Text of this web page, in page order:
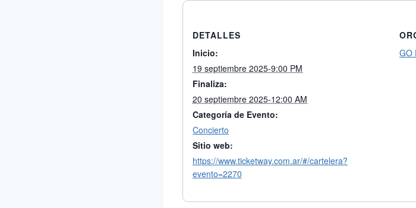
DETALLES
Inicio:
19 septiembre 2025-9:00 PM
Finaliza:
20 septiembre 2025-12:00 AM
Categoría de Evento:
Concierto
Sitio web:
https://www.ticketway.com.ar/#/cartelera?
evento=2270
GO